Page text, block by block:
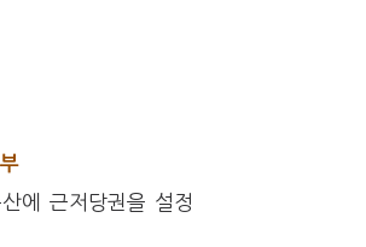
에 근저당권을 설정